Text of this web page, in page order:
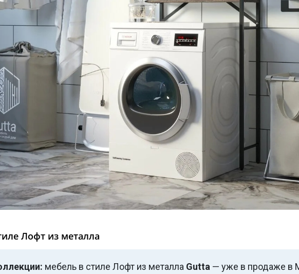
Лофт из металла
мебель в стиле Лофт из металла Gutta — уже в продаже в